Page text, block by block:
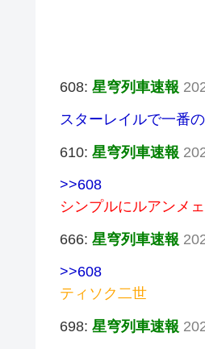
608: 星穹列車速報
スターレイルで一番
610: 星穹列車速報
>>608
シンプルにルアンメ
666: 星穹列車速報
>>608
ティソク二世
698: 星穹列車速報